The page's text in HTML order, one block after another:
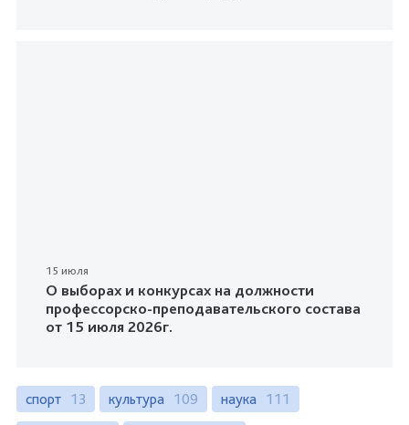
15 июля
О выборах и конкурсах на должности
профессорско-преподавательского состава
от 15 июля 2026г.
спорт 13 культура 109 наука 111